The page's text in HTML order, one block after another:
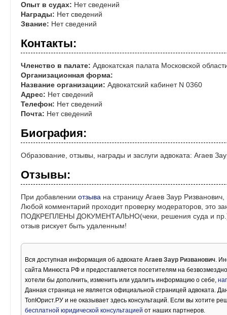
Опыт в судах: Нет сведений
Награды: Нет сведений
Звание: Нет сведений
Контакты:
Членство в палате: Адвокатская палата Московской
Организационная форма:
Название организации: Адвокатский кабинет N 0360
Адрес: Нет сведений
Телефон: Нет сведений
Почта: Нет сведений
Биография:
Образование, отзывы, награды и заслуги адвоката: Агаев
Отзывы:
При добавлении отзыва на страницу Агаев Заур
Любой комментарий проходит проверку модераторов, это
ПОДКРЕПЛЕНЫ ДОКУМЕНТАЛЬНО(чеки, решения суда и пр.)!
отзыв рискует быть удаленным!
Вся доступная информация об адвокате Агаев Заур Ризванович.
сайта Минюста РФ и предоставляется посетителям на
хотели бы дополнить, изменить или удалить информацию о себе,
Данная страница не является официальной страницей адвоката.
ТопЮрист.РУ и не оказывает здесь консультаций. Если вы хотите
бесплатной юридической консультацией от наших партнеров.